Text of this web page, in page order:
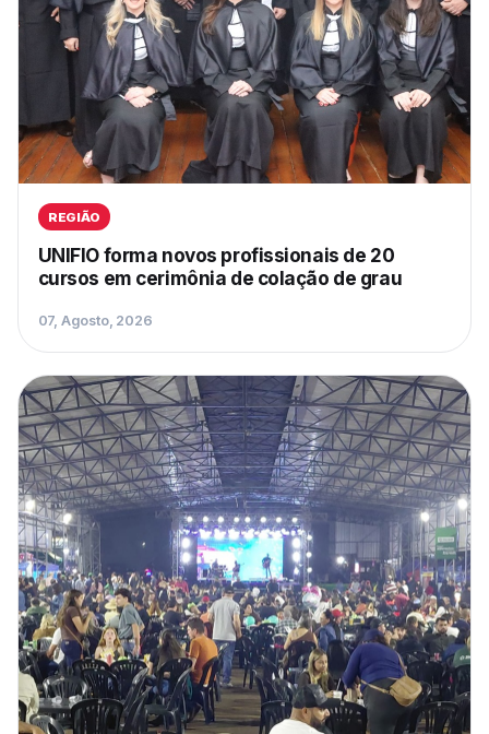
REGIÃO
UNIFIO forma novos profissionais de 20
cursos em cerimônia de colação de grau
07, Agosto, 2026